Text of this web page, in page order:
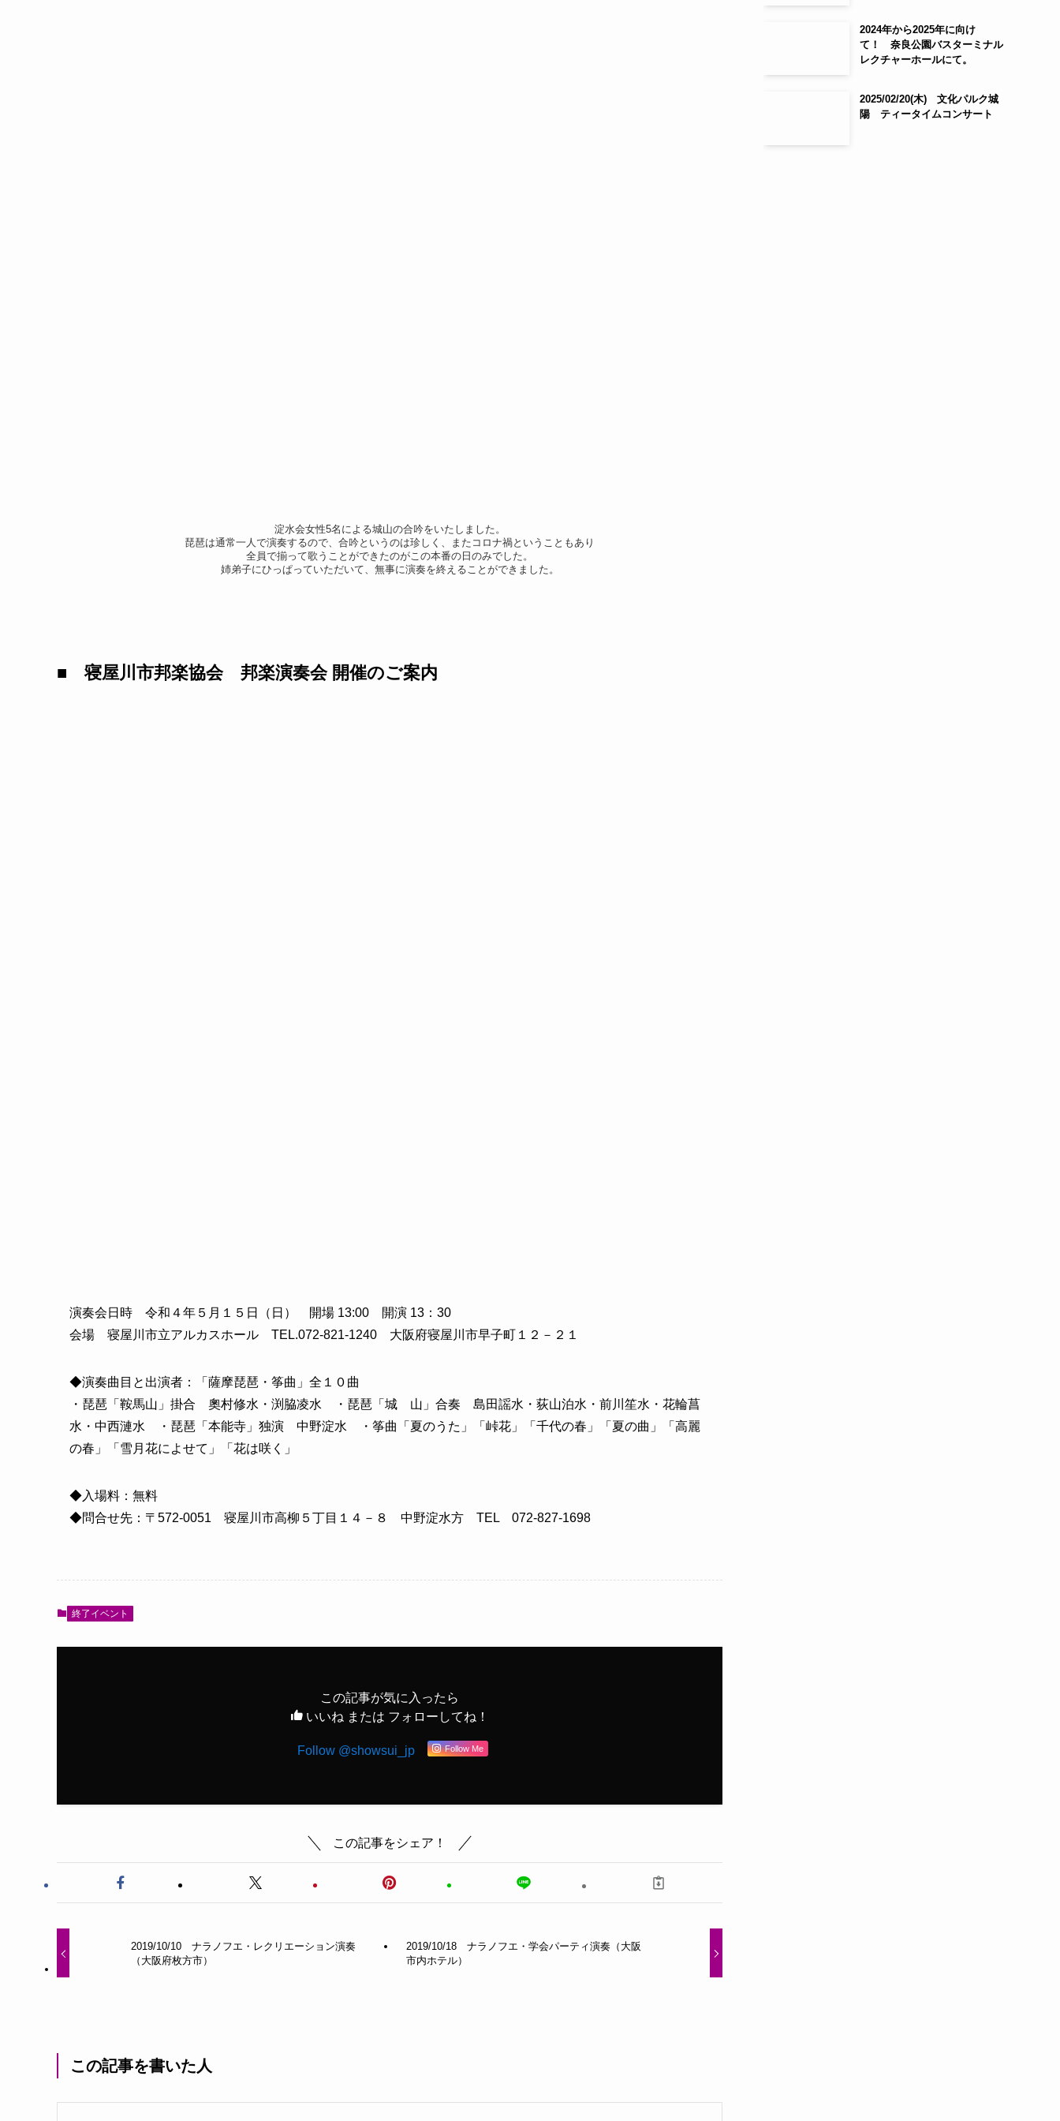
淀水会女性5名による城山の合吟をいたしました。
琵琶は通常一人で演奏するので、合吟というのは珍しく、またコロナ禍ということもあり
全員で揃って歌うことができたのがこの本番の日のみでした。
姉弟子にひっぱっていただいて、無事に演奏を終えることができました。
■ 寝屋川市邦楽協会 邦楽演奏会 開催のご案内
演奏会日時 令和４年５月１５日（日） 開場 13:00 開演 13：30
会場 寝屋川市立アルカスホール TEL.072-821-1240 大阪府寝屋川市早子町１２－２１
◆演奏曲目と出演者：「薩摩琵琶・筝曲」全１０曲
・琵琶「鞍馬山」掛合 奧村修水・渕脇凌水 ・琵琶「城 山」合奏 島田謡水・荻山泊水・前川笙水・花輪菖
水・中西漣水 ・琵琶「本能寺」独演 中野淀水 ・筝曲「夏のうた」「峠花」「千代の春」「夏の曲」「高麗
の春」「雪月花によせて」「花は咲く」
◆入場料：無料
◆問合せ先：〒572-0051 寝屋川市高柳５丁目１４－８ 中野淀水方 TEL 072-827-1698
終了イベント
この記事が気に入ったら
いいね または フォローしてね！
Follow @showsui_jp Follow Me
この記事をシェア！
2019/10/10 ナラノフエ・レクリエーション演奏
（大阪府枚方市）
2019/10/18 ナラノフエ・学会パーティ演奏（大阪
市内ホテル）
この記事を書いた人
2024年から2025年に向け
て！ 奈良公園バスターミナル
レクチャーホールにて。
2025/02/20(木) 文化パルク城
陽 ティータイムコンサート